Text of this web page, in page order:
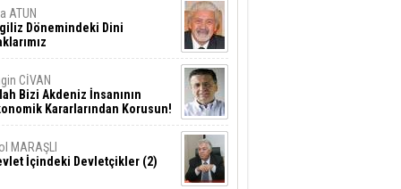
ATUN
Dönemindeki Dini
CİVAN
Bizi Akdeniz İnsanının
Kararlarından Korusun!
MARAŞLI
İçindeki Devletçikler (2)